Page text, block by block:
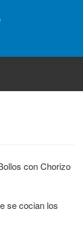
con Chorizo
se cocian los